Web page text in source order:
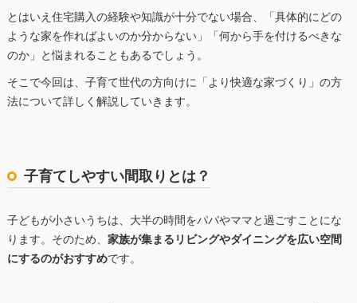
とはいえ住宅購入の経験や知識が十分でない場合、「具体的にどの
ような家を作ればよいのか分からない」「何から手を付けるべきな
のか」と悩まれることもあるでしょう。
そこで今回は、子育て世代の方向けに「より快適な家づくり」の方
法について詳しく解説していきます。
子育てしやすい間取りとは？
子どもが小さいうちは、大半の時間をパパやママと過ごすことにな
ります。そのため、 家族が集まるリビングやダイニングを広い空間
にするのがおすすめです。